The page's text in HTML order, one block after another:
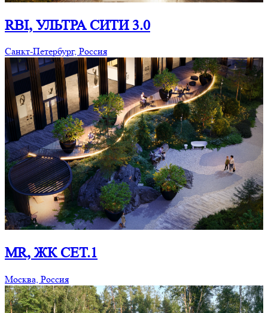
RBI, УЛЬТРА СИТИ 3.0
Cанкт-Петербург, Россия
MR, ЖК СЕТ.1
Москва, Россия